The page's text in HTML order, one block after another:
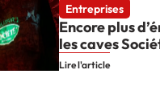
Entreprises
Encore plus
les caves
Lire l'article